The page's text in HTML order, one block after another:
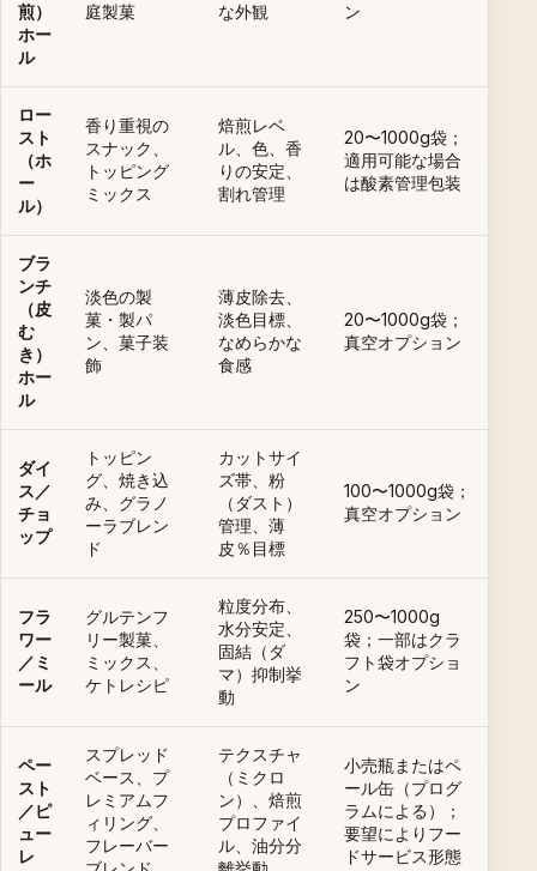
煎）
ホー
ル
庭製菓
な外観
ン
ロー
スト
（ホ
ー
ル）
香り重視の
スナック、
トッピング
ミックス
焙煎レベ
ル、色、香
りの安定、
割れ管理
20〜1000g袋；
適用可能な場合
は酸素管理包装
ブラ
ンチ
（皮
む
き）
ホー
ル
淡色の製
菓・製パ
ン、菓子装
飾
薄皮除去、
淡色目標、
なめらかな
食感
20〜1000g袋；
真空オプション
ダイ
ス／
チョ
ップ
トッピン
グ、焼き込
み、グラノ
ーラブレン
ド
カットサイ
ズ帯、粉
（ダスト）
管理、薄
皮％目標
100〜1000g袋；
真空オプション
フラ
ワー
／ミ
ール
グルテンフ
リー製菓、
ミックス、
ケトレシピ
粒度分布、
水分安定、
固結（ダ
マ）抑制挙
動
250〜1000g
袋；一部はクラ
フト袋オプショ
ン
ペー
スト
／ピ
ュー
レ
スプレッド
ベース、プ
レミアムフ
ィリング、
フレーバー
テクスチャ
（ミクロ
ン）、焙煎
プロファイ
ル、油分分
小売瓶またはペ
ール缶（プログ
ラムによる）；
要望によりフー
ドサービス形態